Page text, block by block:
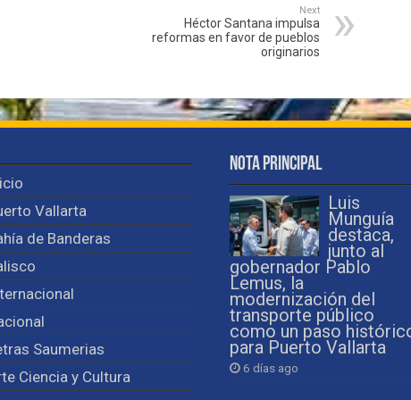
Next
Héctor Santana impulsa
reformas en favor de pueblos
originarios
Vallarta
de Banderas
Saumerias
Ciencia y Cultura
Nota Principal
Luis
Munguía
destaca,
junto al
gobernador Pablo
Lemus, la
modernización del
transporte público
como un paso
para Puerto Vallarta
6 días ago